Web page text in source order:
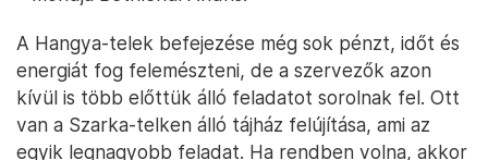
A Hangya-telek befejezése még sok pénzt, időt és
energiát fog felemészteni, de a szervezők azon
kívül is több előttük álló feladatot sorolnak fel. Ott
van a Szarka-telken álló tájház felújítása, ami az
egyik legnagyobb feladat. Ha rendben volna, akkor